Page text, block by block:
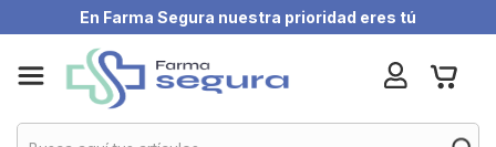
En Farma Segura nuestra prioridad eres tú
to
Content
My